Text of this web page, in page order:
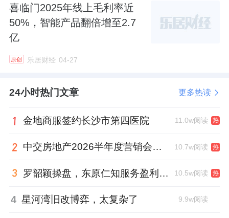
喜临门2025年线上毛利率近
50%，智能产品翻倍增至2.7
亿
原创 乐居财经 04-27
24小时热门文章 更多热读
金地商服签约长沙市第四医院 11.0w阅读 热
中交房地产2026半年度营销会，绿城祝军现身了 10.7w阅读 热
罗韶颖操盘，东原仁知服务盈利仍在爬坡 10.5w阅读 热
4 星河湾旧改博弈，太复杂了 9.9w阅读